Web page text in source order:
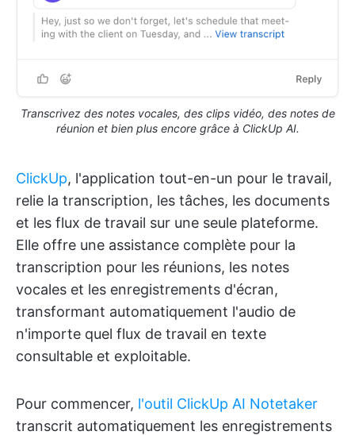
Transcrivez des notes vocales, des clips vidéo, des notes de
réunion et bien plus encore grâce à ClickUp AI.
ClickUp, l'application tout-en-un pour le travail,
relie la transcription, les tâches, les documents
et les flux de travail sur une seule plateforme.
Elle offre une assistance complète pour la
transcription pour les réunions, les notes
vocales et les enregistrements d'écran,
transformant automatiquement l'audio de
n'importe quel flux de travail en texte
consultable et exploitable.
Pour commencer, l'outil ClickUp AI Notetaker
transcrit automatiquement les enregistrements